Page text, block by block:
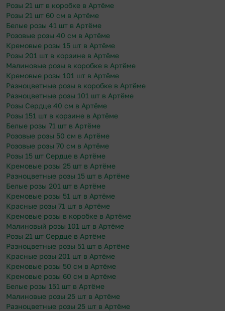
Розы 21 шт в коробке в Артёме
Розы 21 шт 60 см в Артёме
Белые розы 41 шт в Артёме
Розовые розы 40 см в Артёме
Кремовые розы 15 шт в Артёме
Розы 201 шт в корзине в Артёме
Малиновые розы в коробке в Артёме
Кремовые розы 101 шт в Артёме
Разноцветные розы в коробке в Артёме
Разноцветные розы 101 шт в Артёме
Розы Сердце 40 см в Артёме
Розы 151 шт в корзине в Артёме
Белые розы 71 шт в Артёме
Розовые розы 50 см в Артёме
Розовые розы 70 см в Артёме
Розы 15 шт Сердце в Артёме
Кремовые розы 25 шт в Артёме
Разноцветные розы 15 шт в Артёме
Белые розы 201 шт в Артёме
Кремовые розы 51 шт в Артёме
Красные розы 71 шт в Артёме
Кремовые розы в коробке в Артёме
Малиновый розы 101 шт в Артёме
Розы 21 шт Сердце в Артёме
Разноцветные розы 51 шт в Артёме
Красные розы 201 шт в Артёме
Кремовые розы 50 см в Артёме
Кремовые розы 60 см в Артёме
Белые розы 151 шт в Артёме
Малиновые розы 25 шт в Артёме
Разноцветные розы 25 шт в Артёме